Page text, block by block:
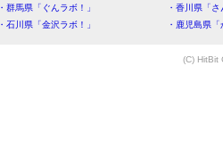
・群馬県「ぐんラボ！」
・香川県「
・石川県「金沢ラボ！」
・鹿児島県
(C) HitBit